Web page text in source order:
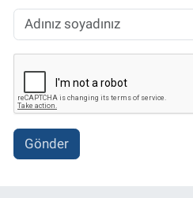
Gönder